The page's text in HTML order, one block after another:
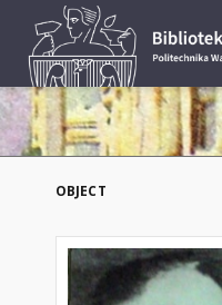
OBJECT